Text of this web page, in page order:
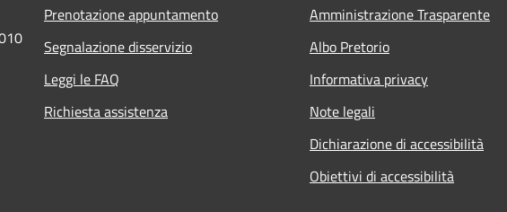
Prenotazione appuntamento
Segnalazione disservizio
Leggi le FAQ
Richiesta assistenza
Amministrazione Trasparente
Albo Pretorio
Informativa privacy
Note legali
Dichiarazione di accessibilità
Obiettivi di accessibilità